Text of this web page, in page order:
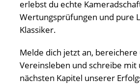
erlebst du echte
Wertungsprüfungen und pure
Klassiker.
Melde dich jetzt an,
Vereinsleben und schreibe mit
nächsten Kapitel unserer